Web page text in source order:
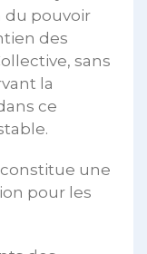
du pouvoir
des
sans
la
ce
une
pour les